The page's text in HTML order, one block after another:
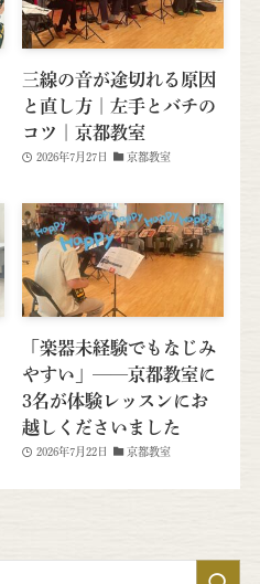
三線の音が途切れる原因
と直し方｜左手とバチの
コツ｜京都教室
2026年7月27日 京都教室
「楽器未経験でもなじみ
やすい」──京都教室に
3名が体験レッスンにお
越しくださいました
2026年7月22日 京都教室